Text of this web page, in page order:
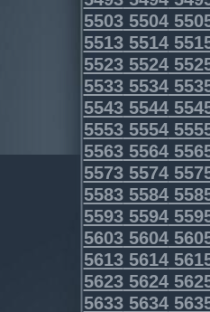
55035504
55135514
55235524
55335534
55435544
55535554
55635564
55735574
55835584
55935594
56035604
56135614
56235624
56335634